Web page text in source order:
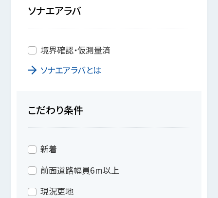
ソナエアラバ
境界確認・仮測量済
ソナエアラバとは
こだわり条件
新着
前面道路幅員6m以上
現況更地